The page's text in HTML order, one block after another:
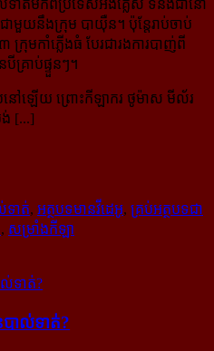
ាត់​មក​ពី​ប្រទេស​អង់គ្លេស ទំនងជានៅ
ជាមួយ​នឹង​ក្រុម​ បាយ៉ឺន។ ប៉ុន្តែ​រាប់​ចាប់​
មកាំភ្លើងធំ បែរជារង​ការ​បាញ់​ពី
គ្រាប់​ផ្ទួនៗ។
នៅឡើយ ព្រោះកីឡាករ ថូម៉ាស មីល័រ
ង់ [...]
ទាត់, អត្ថបទមានវីដេអូ, គ្រប់អត្ថបទជា
, សម្រាំងកីឡា
ាល់ទាត់?